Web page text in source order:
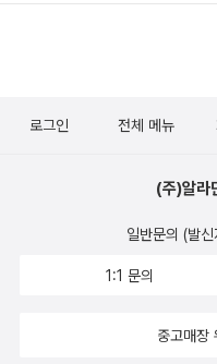
로그인 전체 메뉴
(주)알라
일반문의 (발
1:1 문의
중고매장